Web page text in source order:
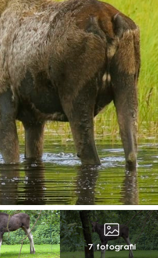
7 fotografií